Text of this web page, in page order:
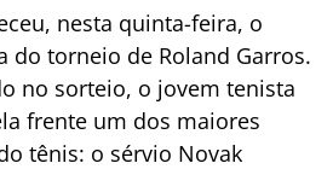
nesta quinta-feira, o
do torneio de Roland Garros.
no sorteio, o jovem tenista
frente um dos maiores
tênis: o sérvio Novak